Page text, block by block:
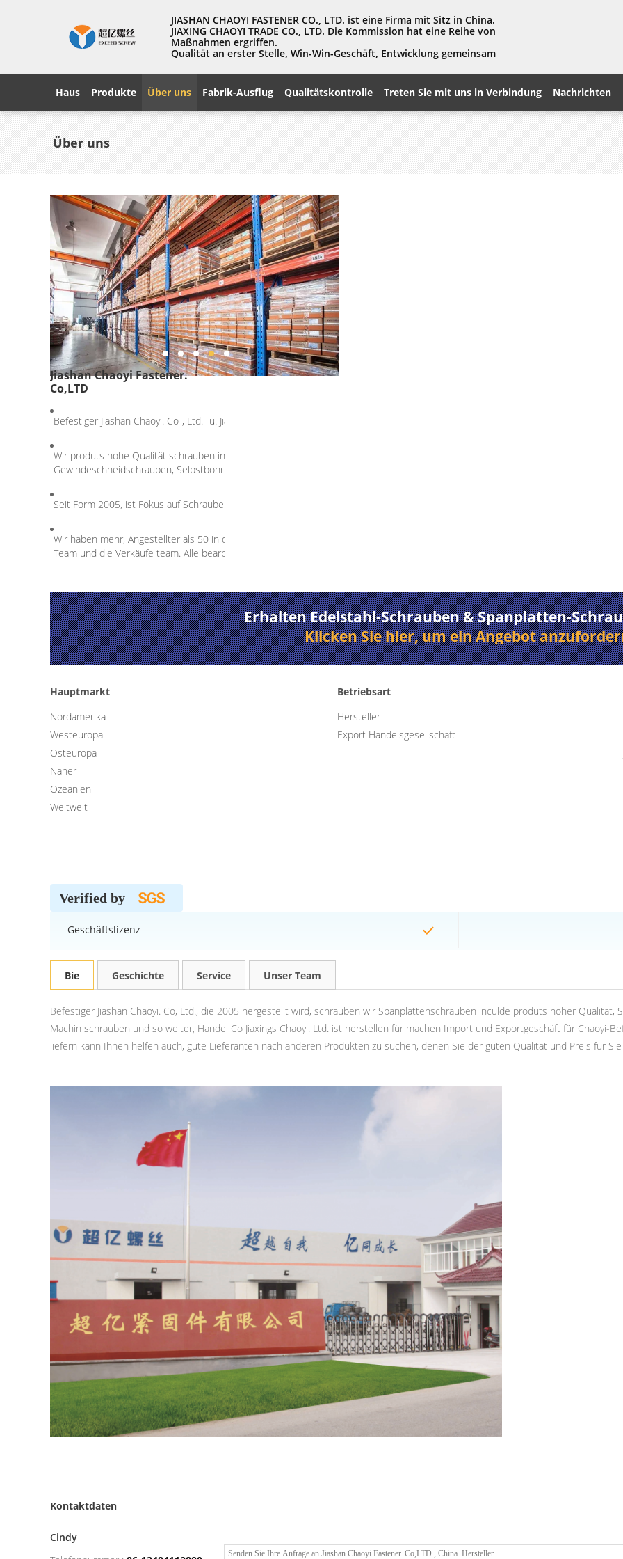
JIASHAN CHAOYI FASTENER CO., LTD. ist eine Firma mit Sitz in China.
JIAXING CHAOYI TRADE CO., LTD. Die Kommission hat eine Reihe von
Maßnahmen ergriffen.
Qualität an erster Stelle, Win-Win-Geschäft, Entwicklung gemeinsam
Haus Produkte Über uns Fabrik-Ausflug Qualitätskontrolle Treten Sie mit uns in Verbindung Nachrichten
Über uns
Jiashan Chaoyi Fastener.
Co,LTD
Befestiger Jiashan Chaoyi. Co-, Ltd.- u. Jiaxing-Chaoyi Handel Co. Ltd.
Wir produts hohe Qualität schrauben inculde Spanplattenschrauben, Spax-Schrauben,
Gewindeschneidschrauben, Selbstbohrung Schrauben, Machin-Schrauben und so weiter
Seit Form 2005, ist Fokus auf Schrauben, Berufs
Wir haben mehr, Angestellter als 50 in der Fabrik, das Produktteam, das Qualitätskontrollteam, das verpackende
Team und die Verkäufe team. Alle bearbeiten hartes und glückliches!
Erhalten Edelstahl-Schrauben & Spanplatten-
Klicken Sie hier, um ein Angebot
Hauptmarkt
Nordamerika
Westeuropa
Osteuropa
Naher
Ozeanien
Weltweit
Betriebsart
Hersteller
Export Handelsgesellschaft
Verified by
Geschäftslizenz
Bie Geschichte Service Unser Team
Befestiger Jiashan Chaoyi. Co, Ltd., die 2005 hergestellt wird, schrauben wir Spanplattenschrauben inculde produts hoher Qualität,
Machin schrauben und so weiter, Handel Co Jiaxings Chaoyi. Ltd. ist herstellen für machen Import und Exportgeschäft für Chaoyi-
liefern kann Ihnen helfen auch, gute Lieferanten nach anderen Produkten zu suchen, denen Sie der guten Qualität und Preis für
Kontaktdaten
Cindy